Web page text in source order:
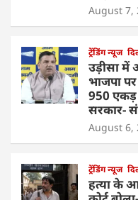
August 7,
ट्रेंडिंग न्यूज
उड़ीसा में
भाजपा
950 एकड़
सरकार-
August 6,
ट्रेंडिंग न्यूज
हत्या के